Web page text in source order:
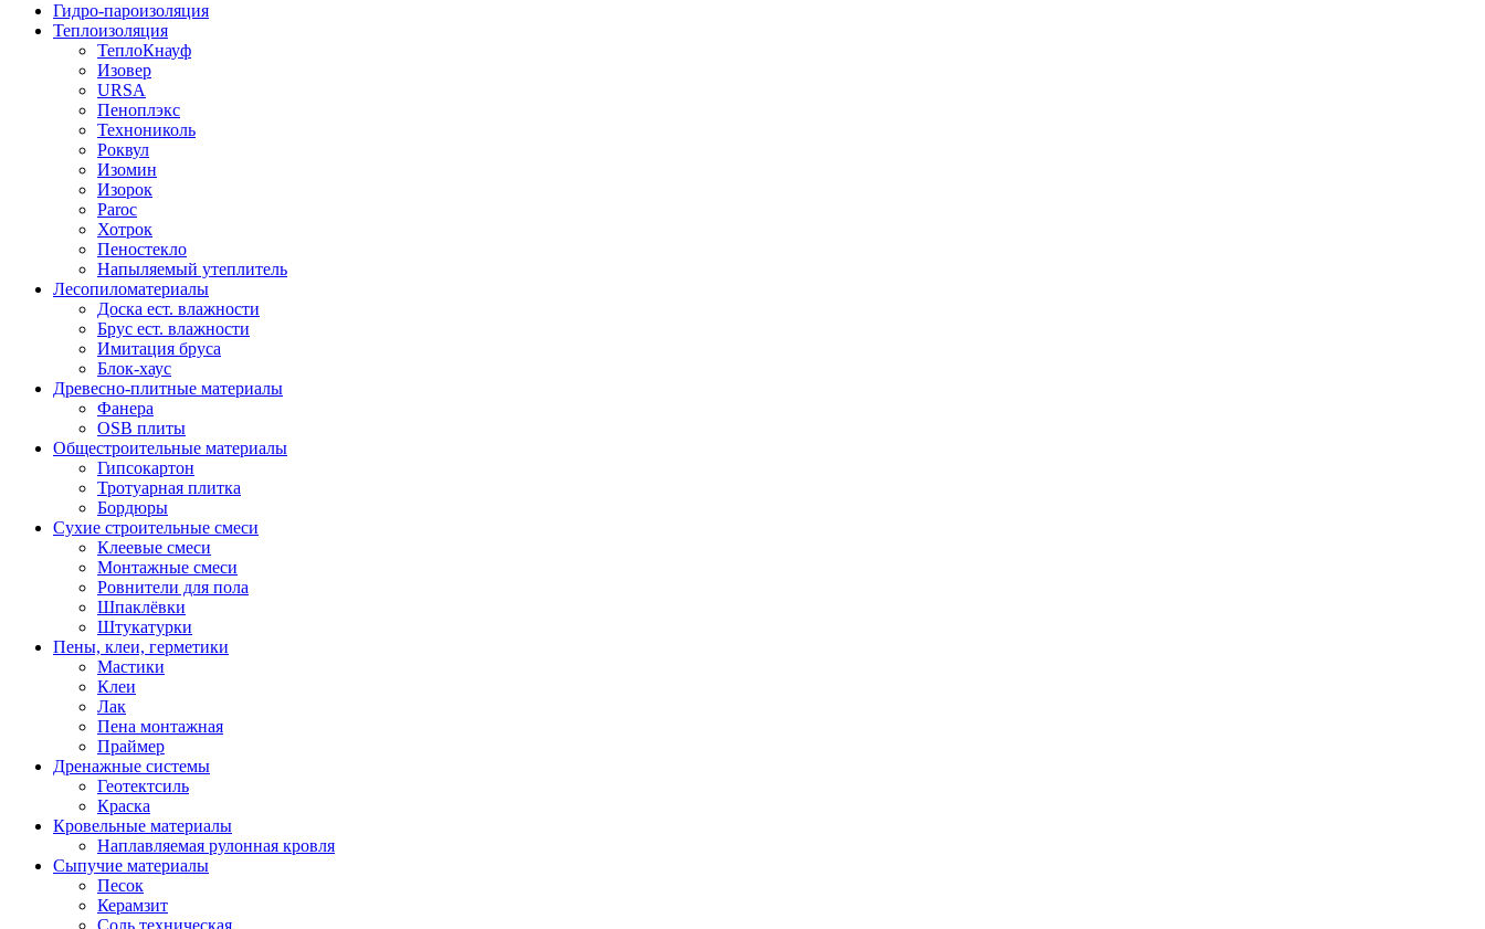
Гидро-пароизоляция
Теплоизоляция
ТеплоКнауф
Изовер
URSA
Пеноплэкс
Технониколь
Роквул
Изомин
Изорок
Paroc
Хотрок
Пеностекло
Напыляемый утеплитель
Лесопиломатериалы
Доска ест. влажности
Брус ест. влажности
Имитация бруса
Блок-хаус
Древесно-плитные материалы
Фанера
OSB плиты
Общестроительные материалы
Гипсокартон
Тротуарная плитка
Бордюры
Сухие строительные смеси
Клеевые смеси
Монтажные смеси
Ровнители для пола
Шпаклёвки
Штукатурки
Пены, клеи, герметики
Мастики
Клеи
Лак
Пена монтажная
Праймер
Дренажные системы
Геотектсиль
Краска
Кровельные материалы
Наплавляемая рулонная кровля
Сыпучие материалы
Песок
Керамзит
Соль техническая